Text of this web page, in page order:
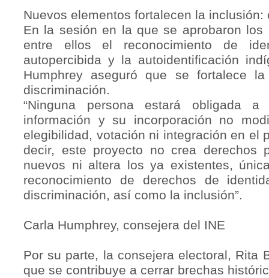
Nuevos elementos fortalecen la inclusión:
En la sesión en la que se aprobaron los
entre ellos el reconocimiento de
autopercibida y la autoidentificación
Humphrey aseguró que se fortalece
discriminación.
“Ninguna persona estará obligada a
información y su incorporación no
elegibilidad, votación ni integración en el
decir, este proyecto no crea derechos
nuevos ni altera los ya existentes,
reconocimiento de derechos de
discriminación, así como la inclusión”.
Carla Humphrey, consejera del INE
Por su parte, la consejera electoral, Rita
que se contribuye a cerrar brechas